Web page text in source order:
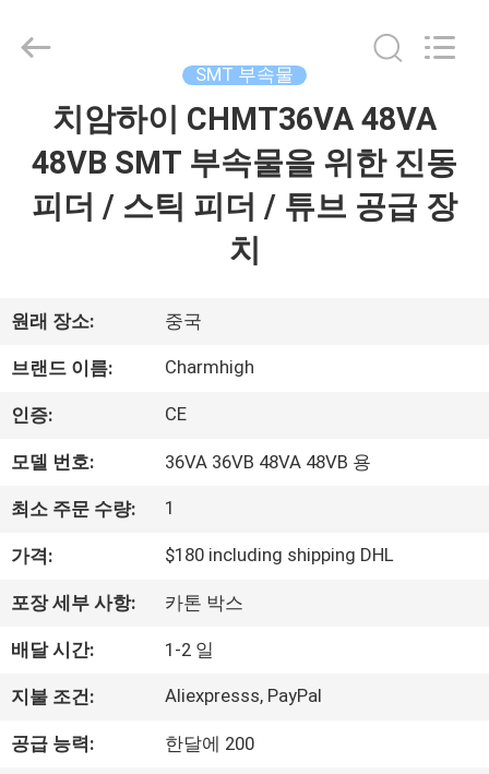
비
디
오
우
리
에
관
한
것
Copyright
CHARMHIGH
LIMITED.
Reserved.
SMT 부속물
치암하이 CHMT36VA 48VA
48VB SMT 부속물을 위한 진동
피더 / 스틱 피더 / 튜브 공급 장
치
원래 장소: 중국
브랜드 이름: Charmhigh
인증: CE
모델 번호: 36VA 36VB 48VA 48VB 용
최소 주문 수량: 1
가격: $180 including shipping DHL
포장 세부 사항: 카톤 박스
배달 시간: 1-2 일
지불 조건: Aliexpresss, PayPal
공급 능력: 한달에 200